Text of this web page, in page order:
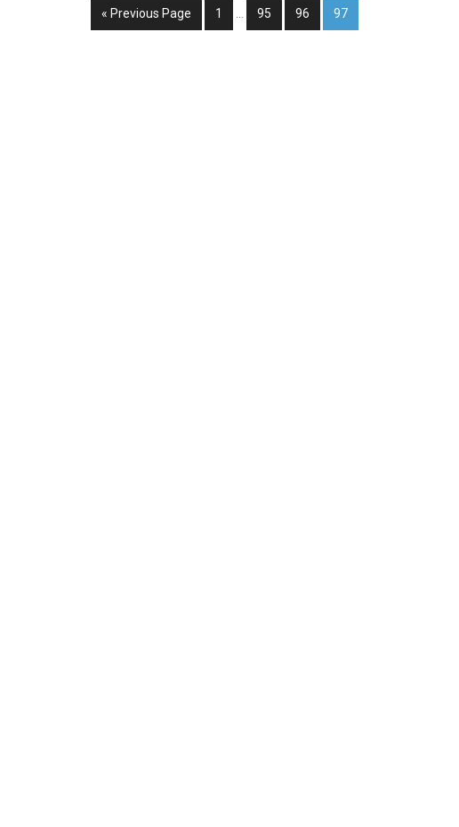
« Previous Page 1 95 96 97